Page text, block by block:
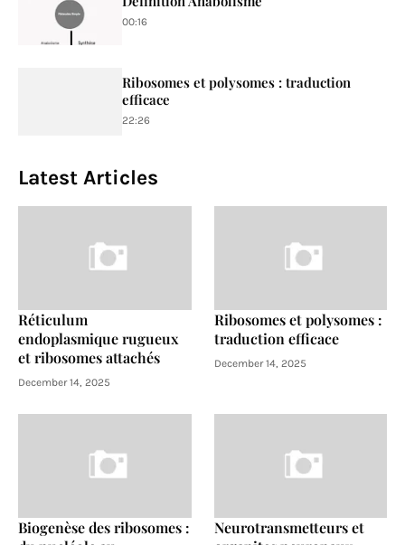
00:16
Ribosomes et polysomes : traduction
efficace
22:26
Latest Articles
Réticulum
endoplasmique rugueux
et ribosomes attachés
December 14, 2025
Ribosomes et polysomes :
traduction efficace
December 14, 2025
Biogenèse des ribosomes :
Neurotransmetteurs et